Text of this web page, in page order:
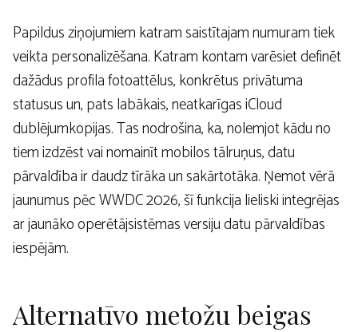
Papildus ziņojumiem katram saistītajam numuram tiek
veikta personalizēšana. Katram kontam varēsiet definēt
dažādus profila fotoattēlus, konkrētus privātuma
statusus un, pats labākais, neatkarīgas iCloud
dublējumkopijas. Tas nodrošina, ka, nolemjot kādu no
tiem izdzēst vai nomainīt mobilos tālruņus, datu
pārvaldība ir daudz tīrāka un sakārtotāka. Ņemot vērā
jaunumus pēc WWDC 2026, šī funkcija lieliski integrējas
ar jaunāko operētājsistēmas versiju datu pārvaldības
iespējām.
Alternatīvo metožu beigas